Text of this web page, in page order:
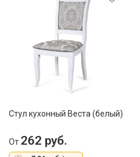
Стул кухонный Веста (белый)
От 262 руб.